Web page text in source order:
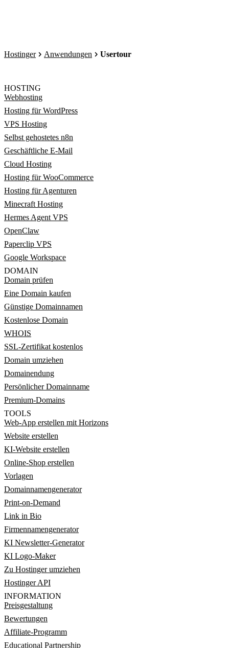
Hostinger Anwendungen Usertour
HOSTING
Webhosting
Hosting für WordPress
VPS Hosting
Selbst gehostetes n8n
Geschäftliche E-Mail
Cloud Hosting
Hosting für WooCommerce
Hosting für Agenturen
Minecraft Hosting
Hermes Agent VPS
OpenClaw
Paperclip VPS
Google Workspace
DOMAIN
Domain prüfen
Eine Domain kaufen
Günstige Domainnamen
Kostenlose Domain
WHOIS
SSL-Zertifikat kostenlos
Domain umziehen
Domainendung
Persönlicher Domainname
Premium-Domains
TOOLS
Web-App erstellen mit Horizons
Website erstellen
KI-Website erstellen
Online-Shop erstellen
Vorlagen
Domainnamengenerator
Print-on-Demand
Link in Bio
Firmennamengenerator
KI Newsletter-Generator
KI Logo-Maker
Zu Hostinger umziehen
Hostinger API
INFORMATION
Preisgestaltung
Bewertungen
Affiliate-Programm
Educational Partnership